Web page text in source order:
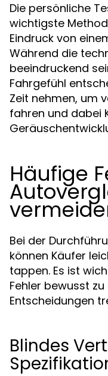
Die persönliche
wichtigste
Eindruck von
Während die
beeindruckend
Fahrgefühl
Zeit nehmen, um
fahren und dabei
Häufige
Bei der
können Käufer
tappen. Es ist
Fehler bewusst
Entscheidungen
Blindes